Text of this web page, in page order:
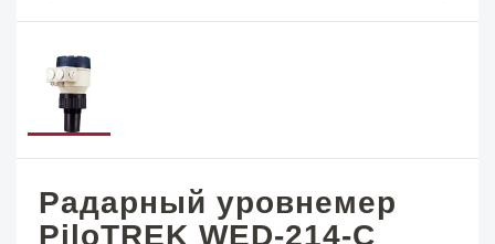
Радарный уровнемер
PiloTREK WED-214-C